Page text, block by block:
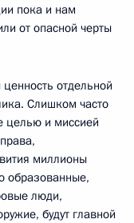
пока и нам
от опасной черты
отдельной
Слишком часто
целью и миссией
миллионы
образованные,
люди,
будут главной